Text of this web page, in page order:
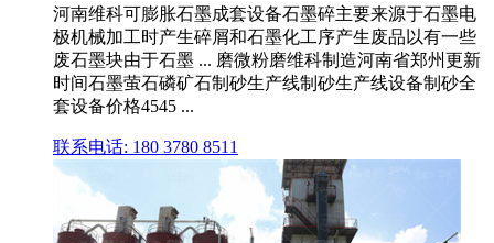
河南维科可膨胀石墨成套设备石墨碎主要来源于石墨电
极机械加工时产生碎屑和石墨化工序产生废品以有一些
废石墨块由于石墨 ... 磨微粉磨维科制造河南省郑州更新
时间石墨萤石磷矿石制砂生产线制砂生产线设备制砂全
套设备价格4545 ...
联系电话: 180 3780 8511